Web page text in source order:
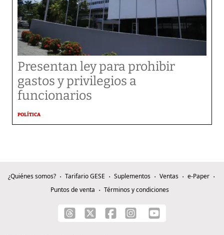
Presentan ley para prohibir
gastos y privilegios a
funcionarios
POLÍTICA
¿Quiénes somos? Tarifario GESE Suplementos Ventas
e-Paper
Puntos de venta
Términos y condiciones